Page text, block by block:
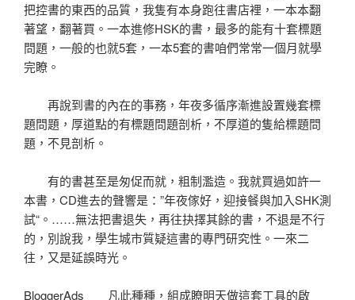
把控書的東西的品質，我隻有本身跑往書店裡，一本本翻
著望，翻著買。一本進修HSK的書，最多的能有十套標題
問題，一般的也就5套，一本5套的書咱們常常一個月就學
完瞭。
再說到書的內在的事務，年夜多循序漸進設置幾套標
題問題，厚道點的有標題問題剖析，不厚道的隻給標題問
題，不見剖析。
有的書甚至是匆促而就，粗制濫造。我就買過如許一
本書，CD進去的聲響是：”年夜傢好，迎接餐與加入SHK測
試“。……無法把書退失，再往抉擇其餘的書，不退是不行
的，別說我，學生城市質疑這書的專門研究性。一來二
往，又是延誤時光。
BloggerAds 凡此種種，組成瞭明天做這套工具的啟